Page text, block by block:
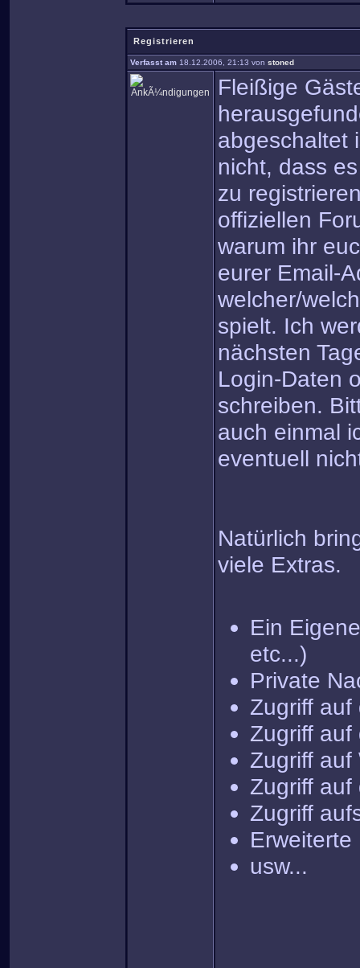
Registrieren
Verfasst am 18.12.2006, 21:13 von stoned
Fleißige
abgeschaltet
nicht, dass
zu
offiziellen
warum ihr
eurer Email-
welcher/
spielt. Ich
nächsten
Login-Daten
schreiben.
auch einmal
eventuell
Natürlich
viele Extras.
Ein
etc...)
Private
Zugriff
Zugriff auf
Zugriff auf
Zugriff
Zugriff
usw...